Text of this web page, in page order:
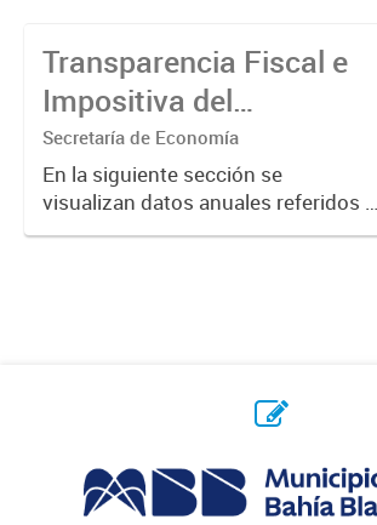
Transparencia Fiscal e
Impositiva del
Municipio. Año 2023
Secretaría de Economía
En la siguiente sección se
visualizan datos anuales referidos a
la transparencia fiscal e impositiva